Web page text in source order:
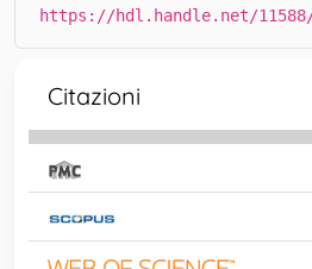
https://hdl.handle.net/11588/
Citazioni